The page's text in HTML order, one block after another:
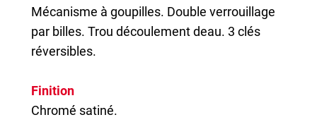
Mécanisme à goupilles. Double verrouillage
par billes. Trou découlement deau. 3 clés
réversibles.
Finition
Chromé satiné.